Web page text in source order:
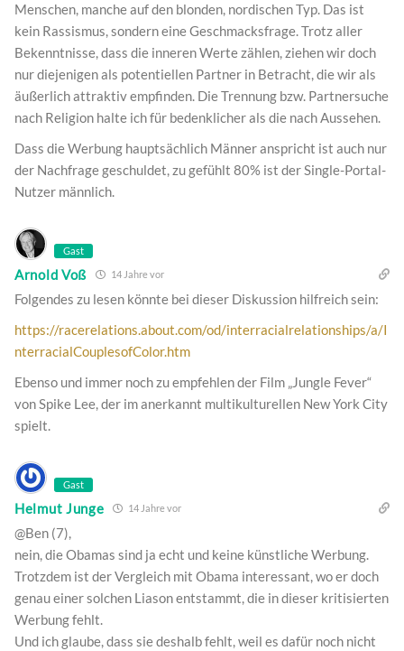
Menschen, manche auf den blonden, nordischen Typ. Das ist
kein Rassismus, sondern eine Geschmacksfrage. Trotz aller
Bekenntnisse, dass die inneren Werte zählen, ziehen wir doch
nur diejenigen als potentiellen Partner in Betracht, die wir als
äußerlich attraktiv empfinden. Die Trennung bzw. Partnersuche
nach Religion halte ich für bedenklicher als die nach Aussehen.
Dass die Werbung hauptsächlich Männer anspricht ist auch nur
der Nachfrage geschuldet, zu gefühlt 80% ist der Single-Portal-
Nutzer männlich.
Gast
Arnold Voß 14 Jahre vor
Folgendes zu lesen könnte bei dieser Diskussion hilfreich sein:
https://racerelations.about.com/od/interracialrelationships/a/I
nterracialCouplesofColor.htm
Ebenso und immer noch zu empfehlen der Film „Jungle Fever“
von Spike Lee, der im anerkannt multikulturellen New York City
spielt.
Gast
Helmut Junge 14 Jahre vor
@Ben (7),
nein, die Obamas sind ja echt und keine künstliche Werbung.
Trotzdem ist der Vergleich mit Obama interessant, wo er doch
genau einer solchen Liason entstammt, die in dieser kritisierten
Werbung fehlt.
Und ich glaube, dass sie deshalb fehlt, weil es dafür noch nicht